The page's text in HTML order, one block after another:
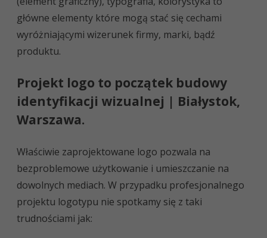
identyfikacji
wizualnej
główne elementy które mogą stać się cechami
wyróżniającymi wizerunek firmy, marki, bądź
produktu.
Projekt logo to początek budowy
identyfikacji wizualnej | Białystok,
Warszawa.
Właściwie zaprojektowane logo pozwala na
bezproblemowe użytkowanie i umieszczanie na
dowolnych mediach. W przypadku profesjonalnego
projektu logotypu nie spotkamy się z taki
trudnościami jak: